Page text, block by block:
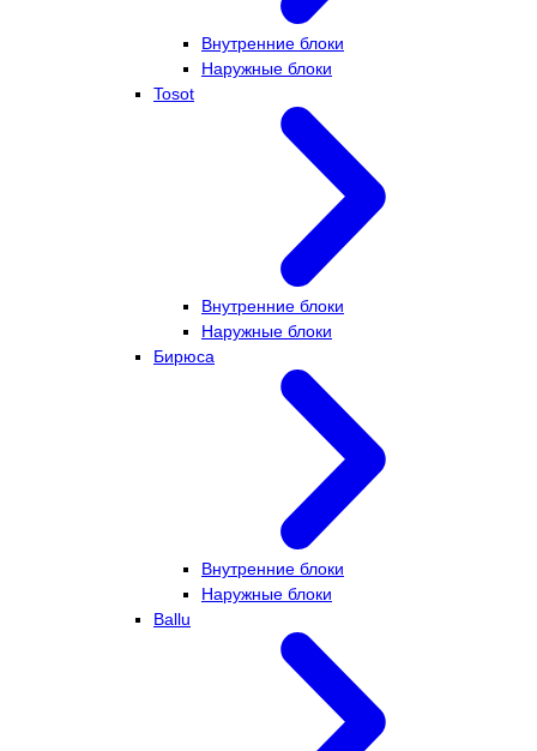
Внутренние блоки
Наружные блоки
Tosot
Внутренние блоки
Наружные блоки
Бирюса
Внутренние блоки
Наружные блоки
Ballu